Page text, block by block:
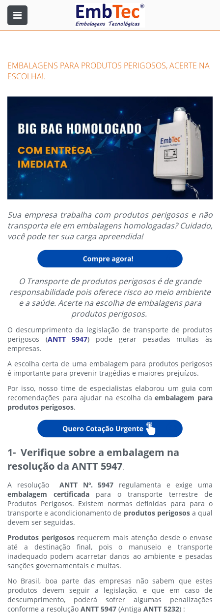
EMBALAGENS PARA PRODUTOS PERIGOSOS, ACERTE NA
ESCOLHA!.
Sua empresa trabalha com produtos perigosos e não
transporta ele em embalagens homologadas? Cuidado,
você pode ter sua carga apreendida!
O Transporte de produtos perigosos é de grande
responsabilidade pois oferece risco ao meio ambiente
e a saúde. Acerte na escolha de embalagens para
produtos perigosos.
O descumprimento da legislação de transporte de produtos
perigosos (ANTT 5947) pode gerar pesadas multas às
empresas.
A escolha certa de uma embalagem para produtos perigosos
é importante para prevenir tragédias e maiores prejuízos.
Por isso, nosso time de especialistas elaborou um guia com
recomendações para ajudar na escolha daembalagem para
produtos perigosos.
1- Verifique sobre a embalagem na
resolução da ANTT 5947.
A resolução ANTT Nº. 5947 regulamenta e exige uma
embalagem certificada para o transporte terrestre de
Produtos Perigosos. Existem normas definidas para para o
transporte e acondicionamento de produtos perigososa qual
devem ser seguidas.
Produtos perigososrequerem mais atenção desde o envase
até a destinação final, pois o manuseio e transporte
inadequado podem acarretar danos ao ambiente e pesadas
sanções governamentais e multas.
No Brasil, boa parte das empresas não sabem que estes
produtos devem seguir a legislação, e que em caso de
descumprimento, poderá sofrer algumas penalizações
conforme a resolução ANTT 5947 (Antiga ANTT 5232) :